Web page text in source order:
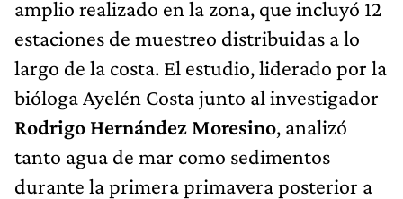
amplio realizado en la zona, que incluyó 12
estaciones de muestreo distribuidas a lo
largo de la costa. El estudio, liderado por la
bióloga Ayelén Costa junto al investigador
Rodrigo Hernández Moresino, analizó
tanto agua de mar como sedimentos
durante la primera primavera posterior a